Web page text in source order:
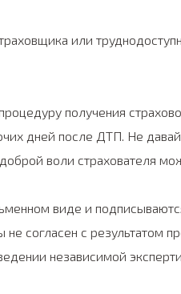
или
получения
дней после ДТП. Не
воли страхователя
виде и
согласен с результатом
независимой